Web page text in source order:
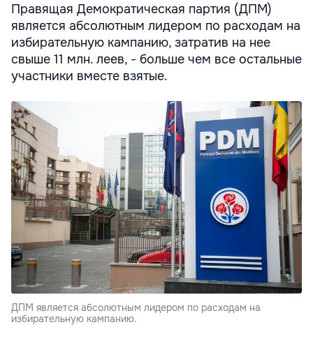
Правящая Демократическая партия (ДПМ)
является абсолютным лидером по расходам на
избирательную кампанию, затратив на нее
свыше 11 млн. леев, - больше чем все остальные
участники вместе взятые.
ДПМ является абсолютным лидером по расходам на
избирательную кампанию.